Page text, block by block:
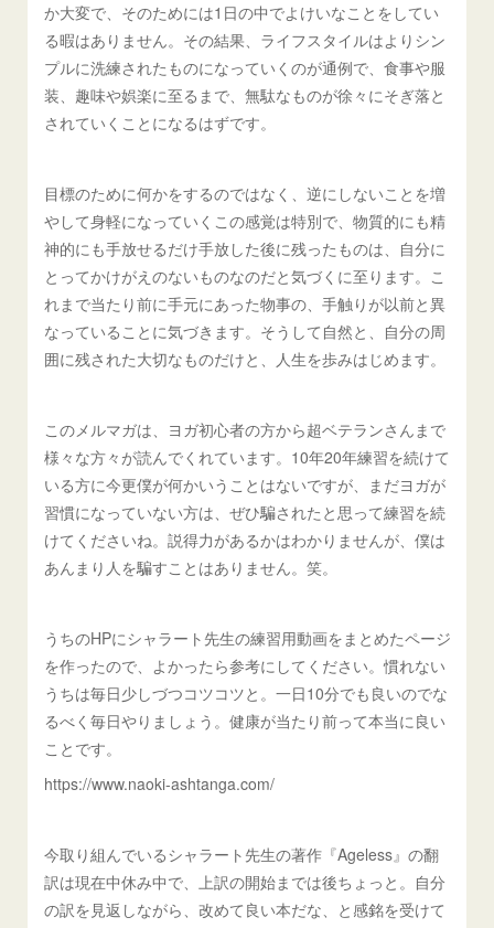
か大変で、そのためには1日の中でよけいなことをしてい
る暇はありません。その結果、ライフスタイルはよりシン
プルに洗練されたものになっていくのが通例で、食事や服
装、趣味や娯楽に至るまで、無駄なものが徐々にそぎ落と
されていくことになるはずです。
目標のために何かをするのではなく、逆にしないことを増
やして身軽になっていくこの感覚は特別で、物質的にも精
神的にも手放せるだけ手放した後に残ったものは、自分に
とってかけがえのないものなのだと気づくに至ります。こ
れまで当たり前に手元にあった物事の、手触りが以前と異
なっていることに気づきます。そうして自然と、自分の周
囲に残された大切なものだけと、人生を歩みはじめます。
このメルマガは、ヨガ初心者の方から超ベテランさんまで
様々な方々が読んでくれています。10年20年練習を続けて
いる方に今更僕が何かいうことはないですが、まだヨガが
習慣になっていない方は、ぜひ騙されたと思って練習を続
けてくださいね。説得力があるかはわかりませんが、僕は
あんまり人を騙すことはありません。笑。
うちのHPにシャラート先生の練習用動画をまとめたページ
を作ったので、よかったら参考にしてください。慣れない
うちは毎日少しづつコツコツと。一日10分でも良いのでな
るべく毎日やりましょう。健康が当たり前って本当に良い
ことです。
https://www.naoki-ashtanga.com/
今取り組んでいるシャラート先生の著作『Ageless』の翻
訳は現在中休み中で、上訳の開始までは後ちょっと。自分
の訳を見返しながら、改めて良い本だな、と感銘を受けて